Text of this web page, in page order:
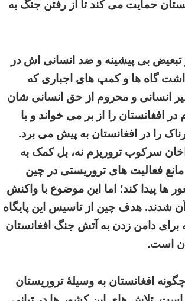
حمایت می کند تا از رفتن جنگ به
بی پیشینه و ضد انسانی اش در
گاه ها و کمپ های اجباری که
غیر انسانی و محروم از حق انسانی شان
افغانستان را از بر می خواند و با
را در افغانستان به پیش می برد.
سرکوب تروریزم نه، بل کمک به
فعالیت های تروریستی در چین
پیدا کند؛ اما این موضوع با واکنش
شدند. هدف چین از تاسیس این پایگاه
برای دامن زدن به آتش جنگ افغانستان
است.
افغانستان به وسیلۀ تروریستان